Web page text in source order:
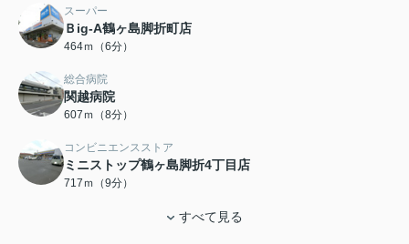
スーパー
Ｂig-A鶴ヶ島脚折町店
464ｍ（6分）
総合病院
関越病院
607ｍ（8分）
コンビニエンスストア
ミニストップ鶴ヶ島脚折4丁目店
717ｍ（9分）
すべて見る